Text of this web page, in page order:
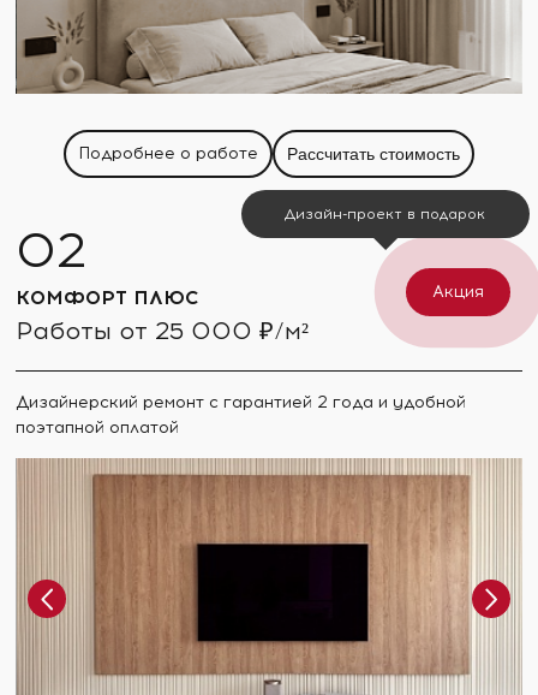
Подробнее о работе Рассчитать стоимость
КОМФОРТ ПЛЮС
Работы от 25 000 ₽/м²
Дизайнерский ремонт с гарантией 2 года и удобной
поэтапной оплатой
Акция
Дизайн-проект в подарок